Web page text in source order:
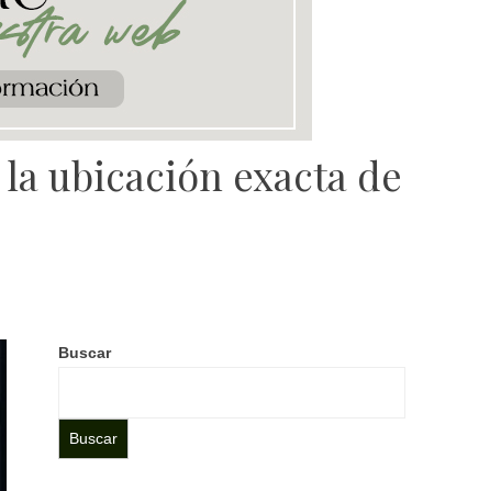
ubicación exacta de
Buscar
Buscar